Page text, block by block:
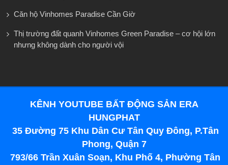
Căn hộ Vinhomes Paradise Cần Giờ
Thị trường đất quanh Vinhomes Green Paradise – cơ hội lớn
nhưng không dành cho người vội
KÊNH YOUTUBE BẤT ĐỘNG SẢN ERA
HUNGPHAT
35 Đường 75 Khu Dân Cư Tân Quy Đông, P.Tân
Phong, Quận 7
793/66 Trần Xuân Soạn, Khu Phố 4, Phường Tân